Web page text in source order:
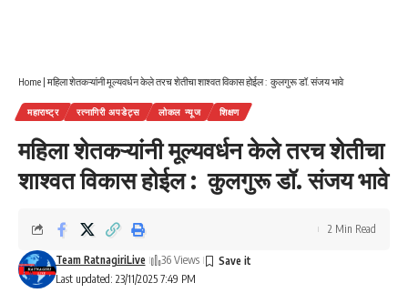
Home | महिला शेतकऱ्यांनी मूल्यवर्धन केले तरच शेतीचा शाश्वत विकास होईल : कुलगुरू डॉ. संजय भावे
महाराष्ट्र रत्नागिरी अपडेट्स लोकल न्यूज शिक्षण
महिला शेतकऱ्यांनी मूल्यवर्धन केले तरच शेतीचा
शाश्वत विकास होईल : कुलगुरू डॉ. संजय भावे
Last updated: 23/11/2025 7:49 PM
Team RatnagiriLive 36 Views
2 Min Read